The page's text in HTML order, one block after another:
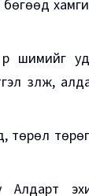
бөгөөд
үр шимийг
үзүүлж,
төрөл
Алдарт